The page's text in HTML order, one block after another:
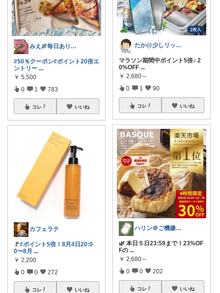
みえ🍖毎日ありがとう🐟️
#50％クーポン#ポイント20倍エ
ントリー ...
￥ 5,500
0 1 783
コレ いいね
カフェラテ
🚩#ポイント5倍！8月4日20:0
0〜8月 ...
￥ 2,200
0 0 272
コレ いいね
たか@少しリッチな生活がしたいパパ
マラソン期間中ポイント5倍♪ 2
0%OFF ...
￥ 2,680～
0 1 90
コレ いいね
ハリン＠ご機嫌な暮らし💕
🌿 本日５日23:59まで！23%OF
Fの ...
￥ 2,680～
0 0 202
コレ いいね